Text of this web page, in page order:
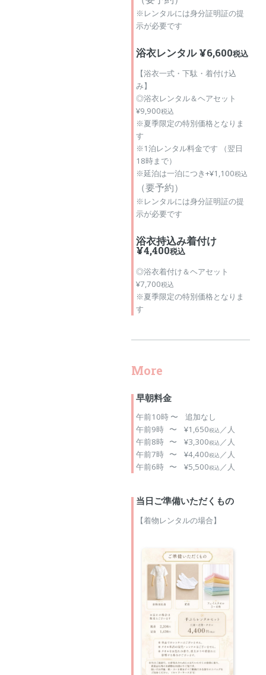
※レンタルには身分証明証の提
示が必要です
浴衣レンタル ¥6,600税込
【浴衣一式・下駄・着付け込
み】
◎浴衣レンタル＆ヘアセット
¥9,900税込
※夏季限定の特別価格となりま
す
※1泊レンタル料金です （翌日
18時まで）
※延泊は一泊につき+¥1,100税込
（要予約）
※レンタルには身分証明証の提
示が必要です
浴衣持込み着付け
¥4,400税込
◎浴衣着付け＆ヘアセット
¥7,700税込
※夏季限定の特別価格となりま
す
More
早朝料金
午前10時 〜 追加なし
午前9時 〜 ¥1,650税込 ／人
午前8時 〜 ¥3,300税込 ／人
午前7時 〜 ¥4,400税込 ／人
午前6時 〜 ¥5,500税込 ／人
当日ご準備いただくもの
【着物レンタルの場合】